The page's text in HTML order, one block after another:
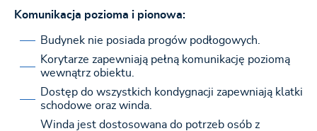
Komunikacja pozioma i pionowa:
Budynek nie posiada progów podłogowych.
Korytarze zapewniają pełną komunikację poziomą
wewnątrz obiektu.
Dostęp do wszystkich kondygnacji zapewniają klatki
schodowe oraz winda.
Winda jest dostosowana do potrzeb osób z